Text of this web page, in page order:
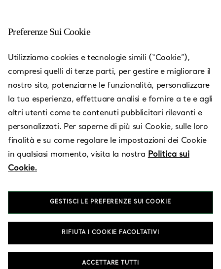
Adelaide - Burnside
Aperto oggi fino alle 17:30
447 Portrush Road, Glenside, SA,AU 5065
1800 829 152
Vieni a trovarci
Preferenze Sui Cookie
Utilizziamo cookies e tecnologie simili (“Cookie”),
compresi quelli di terze parti, per gestire e migliorare il
nostro sito, potenziarne le funzionalità, personalizzare
la tua esperienza, effettuare analisi e fornire a te e agli
altri utenti come te contenuti pubblicitari rilevanti e
personalizzati. Per saperne di più sui Cookie, sulle loro
finalità e su come regolare le impostazioni dei Cookie
in qualsiasi momento, visita la nostra Politica sui
Cookie.
GESTISCI LE PREFERENZE SUI COOKIE
RIFIUTA I COOKIE FACOLTATIVI
ACCETTARE TUTTI